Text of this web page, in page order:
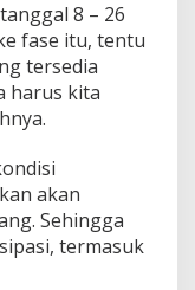
8 – 26
fase itu, tentu
tersedia
harus kita
akan
Sehingga
termasuk